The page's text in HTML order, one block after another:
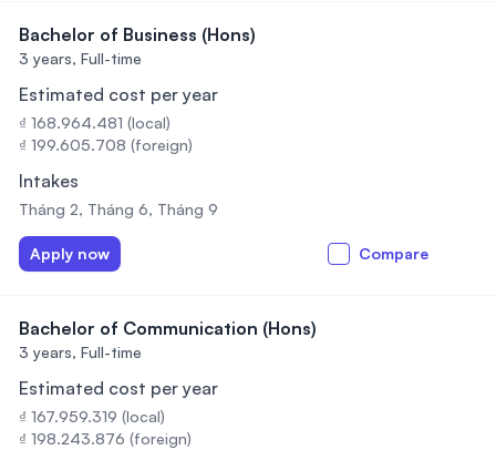
Bachelor of Business (Hons)
3 years, Full-time
Estimated cost per year
₫ 168.964.481 (local)
₫ 199.605.708 (foreign)
Intakes
Tháng 2, Tháng 6, Tháng 9
Apply now Compare
Bachelor of Communication (Hons)
3 years, Full-time
Estimated cost per year
₫ 167.959.319 (local)
₫ 198.243.876 (foreign)